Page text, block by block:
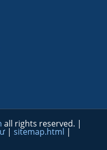
all rights reserved. |
| sitemap.html |